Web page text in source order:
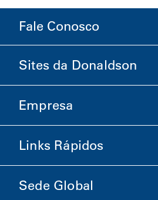
Fale Conosco
Sites da Donaldson
Donaldson Life Sciences
Loja Donaldson
Empresa
Informações sobre a Empresa
Ética e Conformidade
Carreiras
Links Rápidos
Investidores
Sede Global